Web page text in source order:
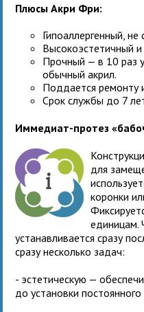
Плюсы Акри Фри:
Гипоаллергенный,
Высокоэстетичный
Прочный — в 10 раз
обычный акрил.
Поддается ремонту
Срок службы до 7
Иммедиат-протез
для
коронки
единицам.
устанавливается сразу
сразу несколько задач:
- эстетическую —
до установки